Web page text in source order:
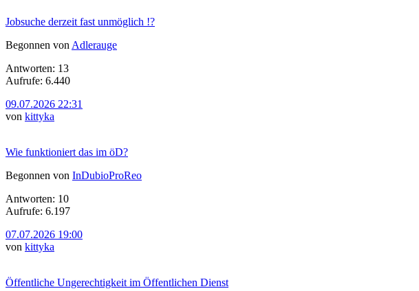
Jobsuche derzeit fast unmöglich !?
Begonnen von Adlerauge
Antworten: 13
Aufrufe: 6.440
09.07.2026 22:31
von kittyka
Wie funktioniert das im öD?
Begonnen von InDubioProReo
Antworten: 10
Aufrufe: 6.197
07.07.2026 19:00
von kittyka
Öffentliche Ungerechtigkeit im Öffentlichen Dienst